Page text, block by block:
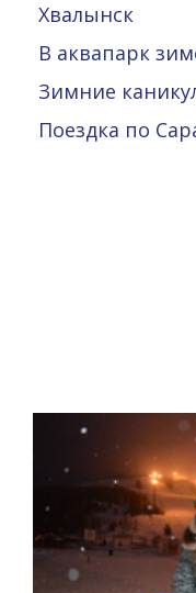
Хвалынск
В аквапарк
Зимние
Поездка по